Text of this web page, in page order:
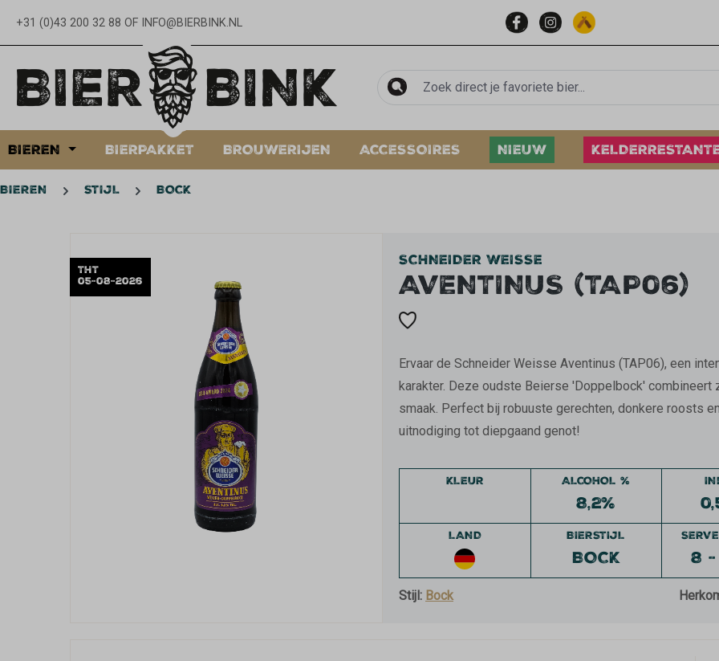
Ga naar de hoofdnavigatie
+31 (0)43 200 32 88 OF INFO@BIERBINK.NL
BIEREN BIERPAKKET BROUWERIJEN ACCESSOIRES NIEUW
BIEREN STIJL BOCK
THT
05-08-2026
SCHNEIDER WEISSE
AVENTINUS (TAP06)
Ervaar de Schneider Weisse Aventinus (TAP06), een
karakter. Deze oudste Beierse 'Doppelbock'
smaak. Perfect bij robuuste gerechten, donkere roosts
uitnodiging tot diepgaand genot!
KLEUR ALCOHOL %
8,2%
LAND BIERSTIJL
BOCK 8 -
Stijl: Bock